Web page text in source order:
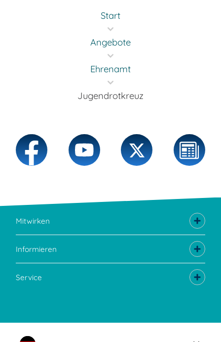
Start
Angebote
Ehrenamt
Jugendrotkreuz
Mitwirken
Informieren
Service
Sprache wechseln zu